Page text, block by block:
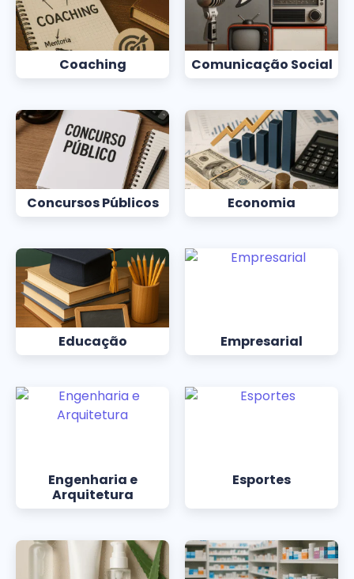
Coaching Comunicação Social
Concursos Públicos Economia
Educação Empresarial
Engenharia e
Arquitetura
Esportes